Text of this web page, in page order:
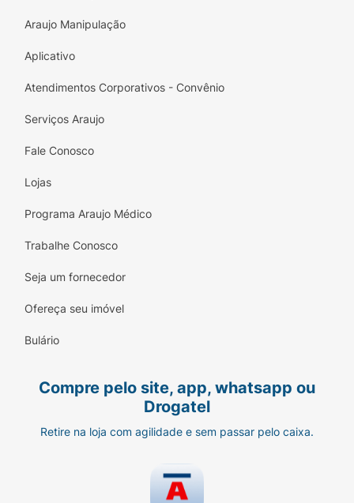
Araujo Manipulação
Aplicativo
Atendimentos Corporativos - Convênio
Serviços Araujo
Fale Conosco
Lojas
Programa Araujo Médico
Trabalhe Conosco
Seja um fornecedor
Ofereça seu imóvel
Bulário
Compre pelo site, app, whatsapp ou
Drogatel
Retire na loja com agilidade e sem passar pelo caixa.